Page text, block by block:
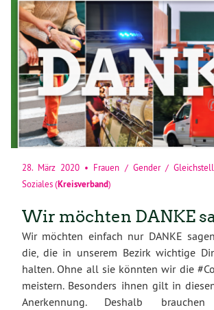
28. März 2020 • Frauen / Gender /
Soziales(Kreisverband)
Wir möchten DANKE
Wir möchten einfach nur DANKE
die, die in unserem Bezirk wichtige
halten. Ohne all sie könnten wir die
meistern. Besonders ihnen gilt in
Anerkennung. Deshalb